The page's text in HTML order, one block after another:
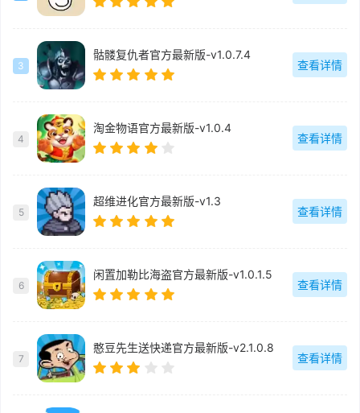
3
骷髅复仇者官方最新版-v1.0.7.4
查看详情
4
淘金物语官方最新版-v1.0.4
查看详情
5
超维进化官方最新版-v1.3
查看详情
6
闲置加勒比海盗官方最新版-v1.0.1.5
查看详情
7
憨豆先生送快递官方最新版-v2.1.0.8
查看详情